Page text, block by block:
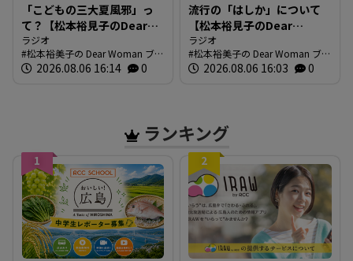
「こどもの三大夏風邪」っ
て？【松本裕見子のDear
Woman】
ラジオ
松本裕美子の Dear Woman ブロ
グ 2026.08.06 16:14 0
流行の「はしか」について
【松本裕見子のDear
Woman】
ラジオ
松本裕美子の Dear Woman ブロ
グ 2026.08.06 16:03 0
ランキング
1 2